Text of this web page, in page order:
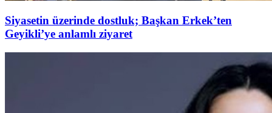
Siyasetin üzerinde dostluk; Başkan Erkek’ten
Geyikli’ye anlamlı ziyaret